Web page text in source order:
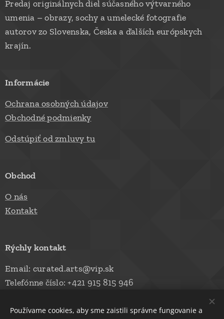
Predaj originálnych diel súčasného výtvarného
umenia – obrazy, sochy a umelecké fotografie
autorov zo Slovenska, Česka a ďalších európskych
krajín.
Informácie
Ochrana osobných údajov
Obchodné podmienky
Odstúpiť od zmluvy tu
Obchod
O nás
Kontakt
Rýchly kontakt
Email: curated.arts@vip.sk
Telefónne číslo: +421 915 815 946
Používame cookies, aby sme zaistili správne fungovanie a